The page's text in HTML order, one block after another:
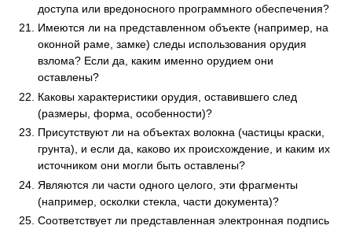
доступа или вредоносного программного обеспечения?
Имеются ли на представленном объекте (например, на
оконной раме, замке) следы использования орудия
взлома? Если да, каким именно орудием они
оставлены?
Каковы характеристики орудия, оставившего след
(размеры, форма, особенности)?
Присутствуют ли на объектах волокна (частицы краски,
грунта), и если да, каково их происхождение, и каким их
источником они могли быть оставлены?
Являются ли части одного целого, эти фрагменты
(например, осколки стекла, части документа)?
Соответствует ли представленная электронная подпись